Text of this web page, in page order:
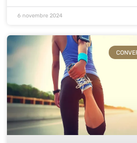
6 novembre 2024